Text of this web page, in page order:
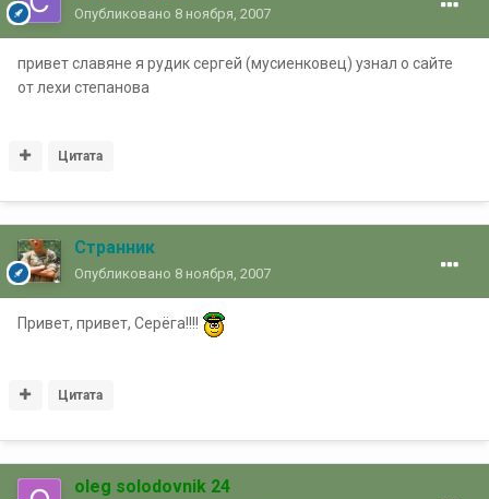
Опубликовано 8 ноября, 2007
привет славяне я рудик сергей (мусиенковец) узнал о сайте
от лехи степанова
Цитата
Странник
Опубликовано 8 ноября, 2007
Привет, привет, Серёга!!!!
Цитата
oleg solodovnik 24